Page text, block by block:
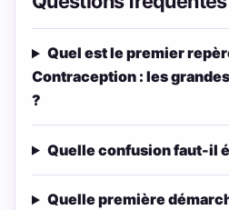
Quel est le premier
Contraception : les
?
Quelle confusion faut-il
Quelle première